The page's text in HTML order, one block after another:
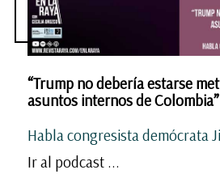
“Trump no debería estarse
asuntos internos de Colombia”
Habla congresista demócrata
Ir al podcast ...